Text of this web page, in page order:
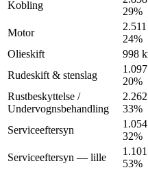
Kobling
29%
Motor
24%
Olieskift 998
Rudeskift & stenslag
20%
Rustbeskyttelse /
Undervognsbehandling
33%
Serviceeftersyn
32%
Serviceeftersyn — lille
53%